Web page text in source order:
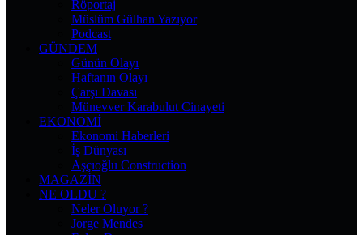
Röportaj
Müslüm Gülhan Yazıyor
Podcast
GÜNDEM
Günün Olayı
Haftanın Olayı
Çarşı Davası
Münevver Karabulut Cinayeti
EKONOMI
Ekonomi Haberleri
İş Dünyası
Aşçıoğlu Construction
MAGAZIN
NE OLDU ?
Neler Oluyor ?
Jorge Mendes